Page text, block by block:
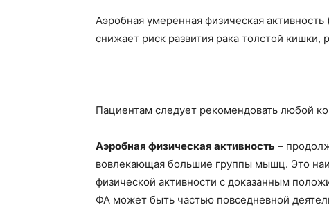
Аэробная умеренная физическая
снижает риск развития рака толстой
Пациентам следует рекомендовать любой
Аэробная физическая активность –
вовлекающая большие группы мышц. Это
физической активности с доказанным
ФА может быть частью повседневной